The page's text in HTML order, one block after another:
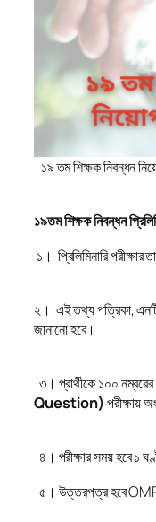
১৯ তম শিক্ষক নিবন্ধন
১৯তম শিক্ষক নিবন্ধন
১। প্রিলিমিনারি পরীক্ষার
২। এই তথ্য পত্রিকা,
জানানো হবে।
৩। প্রার্থীকে ১০০ নম্বরের
Question) পরীক্ষায়
৪। পরীক্ষার সময় হবে ১
৫। উত্তরপত্র হবে OMR